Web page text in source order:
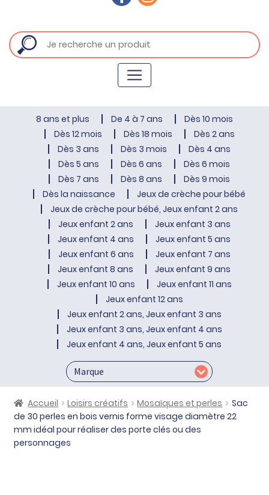
8 ans et plus De 4 à 7 ans
Dès 10 mois
Dès 12 mois
Dès 18 mois
Dès 2 ans
Dès 3 ans
Dès 3 mois
Dès 4 ans
Dès 5 ans
Dès 6 ans
Dès 6 mois
Dès 7 ans
Dès 8 ans
Dès 9 mois
Dès la naissance
Jeux de crèche pour bébé
Jeux de crèche pour bébé, Jeux enfant 2 ans
Jeux enfant 2 ans
Jeux enfant 3 ans
Jeux enfant 4 ans
Jeux enfant 5 ans
Jeux enfant 6 ans
Jeux enfant 7 ans
Jeux enfant 8 ans
Jeux enfant 9 ans
Jeux enfant 10 ans
Jeux enfant 11 ans
Jeux enfant 12 ans
Jeux enfant 2 ans, Jeux enfant 3 ans
Jeux enfant 3 ans, Jeux enfant 4 ans
Jeux enfant 4 ans, Jeux enfant 5 ans
Accueil Loisirs créatifs Mosaïques et perles
Sac
de 30 perles en bois vernis forme visage diamètre 22
mm idéal pour réaliser des porte clés ou des
personnages